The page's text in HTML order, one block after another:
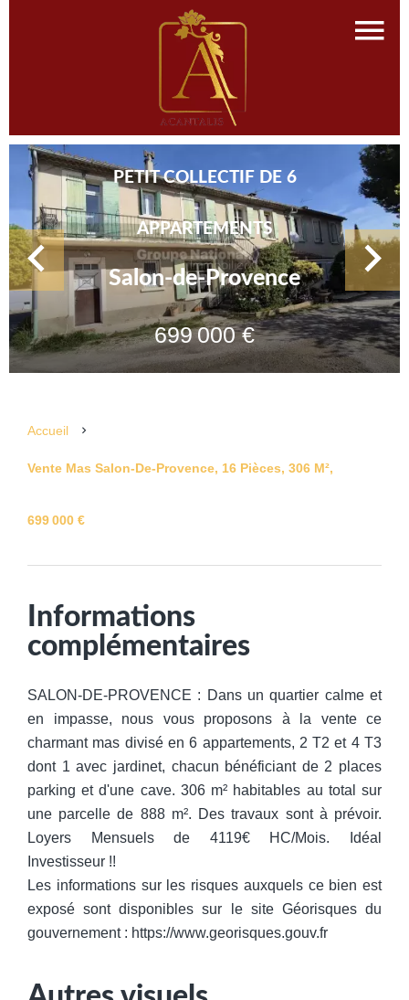
PETIT COLLECTIF DE 6
APPARTEMENTS
Salon-de-Provence
699 000 €
Accueil
Vente Mas Salon-De-Provence, 16 Pièces, 306 M²,
699 000 €
Informations
complémentaires
SALON-DE-PROVENCE : Dans un quartier calme et
en impasse, nous vous proposons à la vente ce
charmant mas divisé en 6 appartements, 2 T2 et 4 T3
dont 1 avec jardinet, chacun bénéficiant de 2 places
parking et d'une cave. 306 m² habitables au total sur
une parcelle de 888 m². Des travaux sont à prévoir.
Loyers Mensuels de 4119€ HC/Mois. Idéal
Investisseur !!
Les informations sur les risques auxquels ce bien est
exposé sont disponibles sur le site Géorisques du
gouvernement : https://www.georisques.gouv.fr